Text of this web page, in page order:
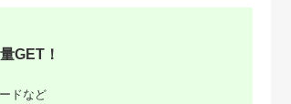
5.0 5.0
GET！
ドなど